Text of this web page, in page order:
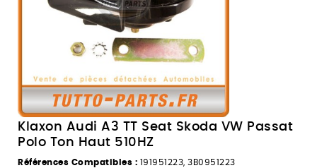
Klaxon Audi A3 TT Seat Skoda VW Passat
Polo Ton Haut 510HZ
Références Compatibles : 191951223, 3B0951223